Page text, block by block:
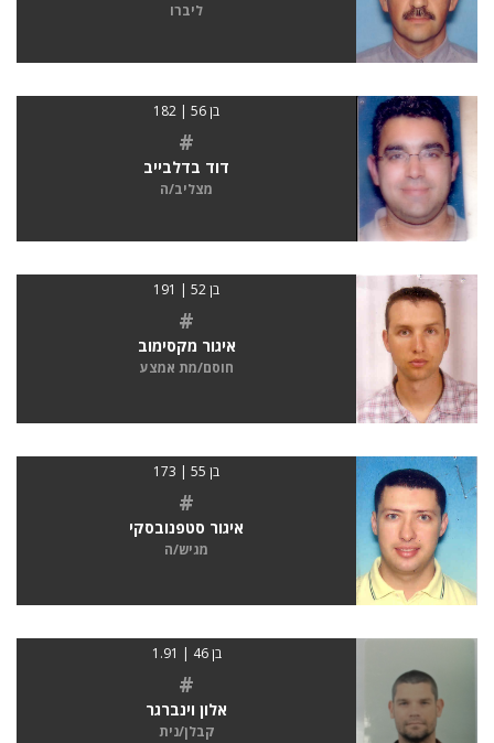
ליברו
בן 56 | 182
#
דוד בדלבייב
מצליב/ה
בן 52 | 191
#
איגור מקסימוב
חוסם/מת אמצע
בן 55 | 173
#
איגור סטפנובסקי
מגיש/ה
בן 46 | 1.91
#
אלון וינברגר
קבלן/נית